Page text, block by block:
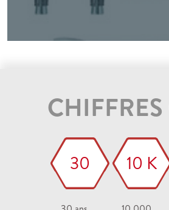
CHIFFRES
30 10 K